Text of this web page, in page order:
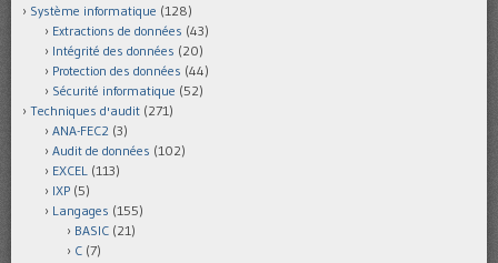
Système informatique (128)
Extractions de données (43)
Intégrité des données (20)
Protection des données (44)
Sécurité informatique (52)
Techniques d'audit (271)
ANA-FEC2 (3)
Audit de données (102)
EXCEL (113)
IXP (5)
Langages (155)
BASIC (21)
C (7)